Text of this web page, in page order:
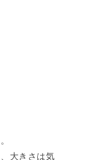
大きさは気